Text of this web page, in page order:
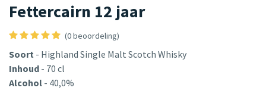
Fettercairn 12 jaar
(0 beoordeling)
Soort - Highland Single Malt Scotch Whisky
Inhoud - 70 cl
Alcohol - 40,0%